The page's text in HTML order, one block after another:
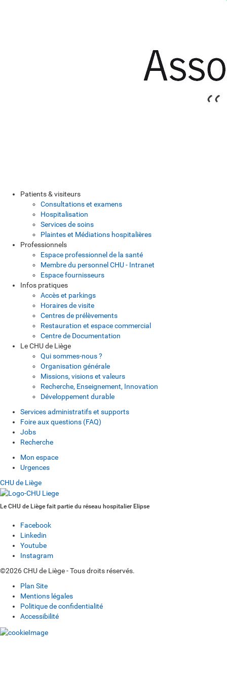
Patients & visiteurs
Consultations et examens
Hospitalisation
Services de soins
Plaintes et Médiations hospitalières
Professionnels
Espace professionnel de la santé
Membre du personnel CHU - Intranet
Espace fournisseurs
Infos pratiques
Accès et parkings
Horaires de visite
Centres de prélèvements
Restauration et espace commercial
Centre de Documentation
Le CHU de Liège
Qui sommes-nous ?
Organisation générale
Missions, visions et valeurs
Recherche, Enseignement, Innovation
Développement durable
Services administratifs et supports
Foire aux questions (FAQ)
Jobs
Recherche
Mon espace
Urgences
CHU de Liège
Le CHU de Liège fait partie du réseau hospitalier Elipse
Facebook
Linkedin
Youtube
Instagram
©2026 CHU de Liège - Tous droits réservés.
Plan Site
Mentions légales
Politique de confidentialité
Accessibilité